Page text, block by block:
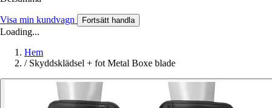
Visa min kundvagn Fortsätt handla
Loading...
Hem
/ Skyddsklädsel + fot Metal Boxe blade